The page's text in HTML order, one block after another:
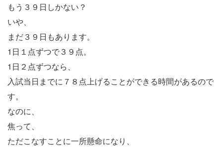
もう３９日しかない？
いや、
まだ３９日もあります。
1日１点ずつで３９点。
1日２点ずつなら、
入試当日までに７８点上げることができる時間があるので
す。
なのに、
焦って、
ただこなすことに一所懸命になり、